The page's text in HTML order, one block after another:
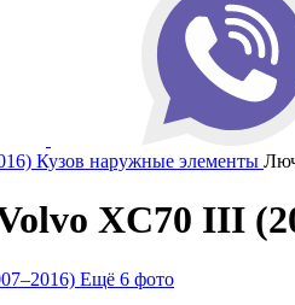
Кузов наружные элементы
XC70 III
Ещё 6 фото